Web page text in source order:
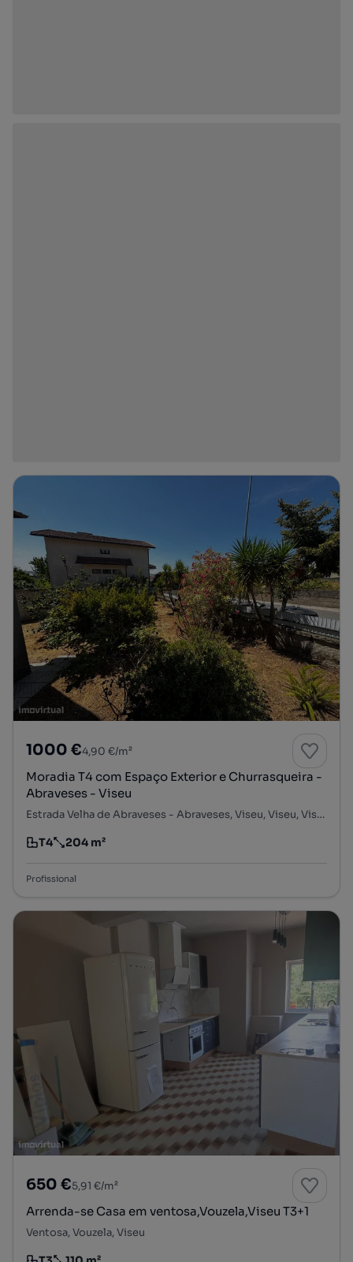
1000 €4,90 €/m²
Moradia T4 com Espaço Exterior e Churrasqueira -
Abraveses - Viseu
Estrada Velha de Abraveses - Abraveses, Viseu, Viseu, Viseu
Tipologia
T4
Preço por metro quadrado
204 m²
Profissional
650 €5,91 €/m²
Arrenda-se Casa em ventosa,Vouzela,Viseu T3+1
Ventosa, Vouzela, Viseu